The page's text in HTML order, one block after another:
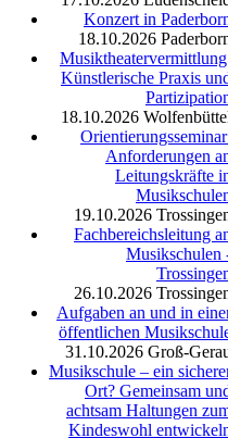
Konzert in
18.10.2026
Künstlerische Praxis
18.10.2026
Anforderungen
Leitungskräfte
19.10.2026
Fachbereichsleitung
Musikschulen
26.10.2026
Aufgaben an und in
öffentlichen
31.10.2026 Groß-
Musikschule – ein
Ort? Gemeinsam
achtsam Haltungen
Kindeswohl